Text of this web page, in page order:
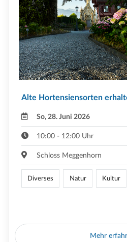
Alte Hortensiensorten
So, 28. Juni 2026
10:00 - 12:00 Uhr
Schloss Meggenhorn
Diverses Natur Kultur
Mehr